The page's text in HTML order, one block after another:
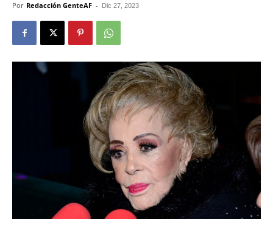
Por Redacción GenteAF - Dic 27, 2023